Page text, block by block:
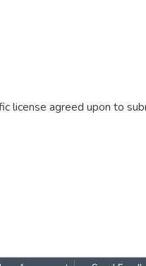
license agreed upon to